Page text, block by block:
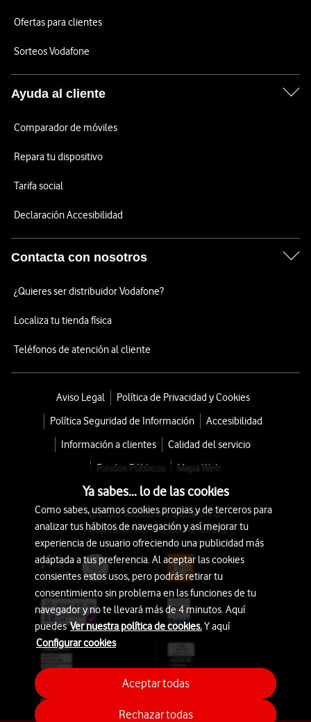
Ofertas para clientes
Sorteos Vodafone
Ayuda al cliente
Comparador de móviles
Repara tu dispositivo
Tarifa social
Declaración Accesibilidad
Contacta con nosotros
¿Quieres ser distribuidor Vodafone?
Localiza tu tienda física
Teléfonos de atención al cliente
Aviso Legal
Política de Privacidad y Cookies
Política Seguridad de Información
Accesibilidad
Información a clientes
Calidad del servicio
Fondos Públicos
Mapa Web
© 2026 Vodafone España S.A.U.
Avda. América 115, 28042 Madrid
Ya sabes... lo de las cookies
Como sabes, usamos cookies propias y de terceros para
analizar tus hábitos de navegación y así mejorar tu
experiencia de usuario ofreciendo una publicidad más
adaptada a tus preferencia. Al aceptar las cookies
consientes estos usos, pero podrás retirar tu
consentimiento sin problema en las funciones de tu
navegador y no te llevará más de 4 minutos. Aquí
puedesVer nuestra política de cookies.Y aquí
Configurar cookies
Rechazar todas
Aceptar todas